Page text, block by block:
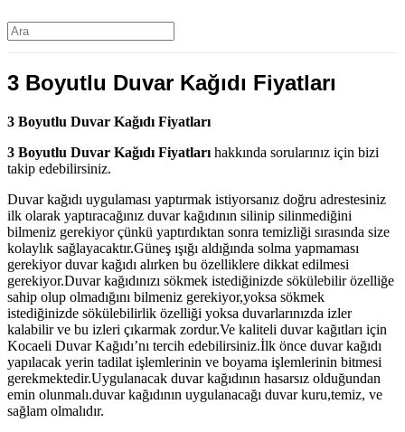
3 Boyutlu Duvar Kağıdı Fiyatları
3 Boyutlu Duvar Kağıdı Fiyatları
3 Boyutlu Duvar Kağıdı Fiyatları hakkında sorularınız için bizi
takip edebilirsiniz.
Duvar kağıdı uygulaması yaptırmak istiyorsanız doğru adrestesiniz
ilk olarak yaptıracağınız duvar kağıdının silinip silinmediğini
bilmeniz gerekiyor çünkü yaptırdıktan sonra temizliği sırasında size
kolaylık sağlayacaktır.Güneş ışığı aldığında solma yapmaması
gerekiyor duvar kağıdı alırken bu özelliklere dikkat edilmesi
gerekiyor.Duvar kağıdınızı sökmek istediğinizde sökülebilir özelliğe
sahip olup olmadığını bilmeniz gerekiyor,yoksa sökmek
istediğinizde sökülebilirlik özelliği yoksa duvarlarınızda izler
kalabilir ve bu izleri çıkarmak zordur.Ve kaliteli duvar kağıtları için
Kocaeli Duvar Kağıdı’nı tercih edebilirsiniz.İlk önce duvar kağıdı
yapılacak yerin tadilat işlemlerinin ve boyama işlemlerinin bitmesi
gerekmektedir.Uygulanacak duvar kağıdının hasarsız olduğundan
emin olunmalı.duvar kağıdının uygulanacağı duvar kuru,temiz, ve
sağlam olmalıdır.